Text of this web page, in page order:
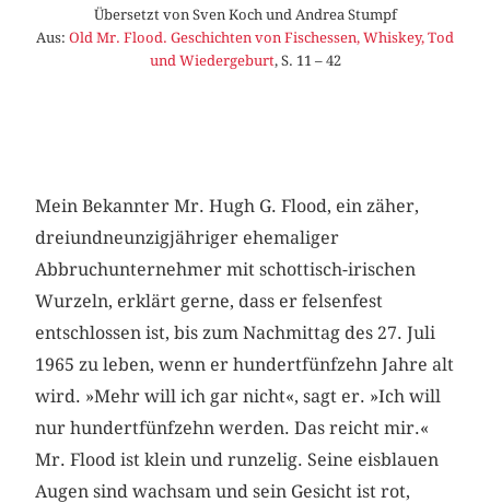
Übersetzt von Sven Koch und Andrea Stumpf
Aus: Old Mr. Flood. Geschichten von Fischessen, Whiskey, Tod
und Wiedergeburt, S. 11 – 42
Mein Bekannter Mr. Hugh G. Flood, ein zäher,
dreiundneunzigjähriger ehe­ma­liger
Abbruchunternehmer mit ­schottisch-­­irischen
Wurzeln, erklärt gerne, dass er felsenfest
entschlossen ist, bis zum Nachmittag des 27. Juli
1965 zu leben, wenn er hundertfünfzehn Jahre alt
wird. »Mehr will ich gar nicht«, sagt er. »Ich will
nur hundertfünfzehn werden. Das reicht mir.«
Mr. Flood ist klein und runzelig. Seine eisblauen
Augen sind wachsam und sein Gesicht ist rot,